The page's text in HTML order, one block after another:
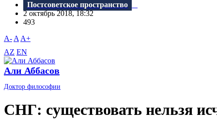
Постсоветское пространство
2 октябрь 2018, 18:32
493
A- A A+
AZ EN
Али Аббасов
Доктор философии
СНГ: существовать нельзя